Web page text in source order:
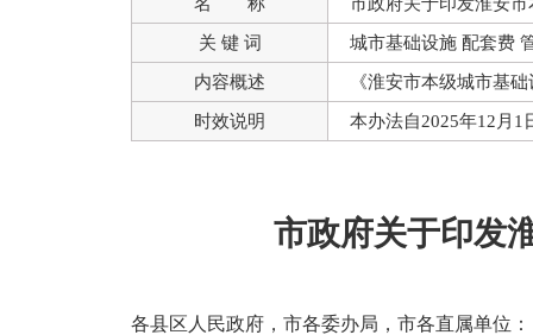
关 键 词 城市基础设施 配套费
内容概述 《淮安市本级城市基
时效说明 本办法自2025年12月1
市政府关于印发
各县区人民政府，市各委办局，市各直属单位：